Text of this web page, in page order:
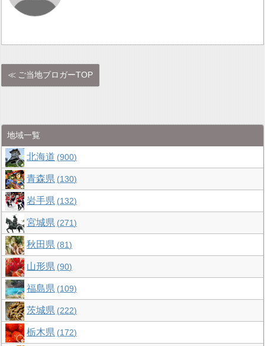
ご当地ブロガーTOP
地域一覧
北海道 900
青森県 130
岩手県 132
宮城県 271
秋田県 81
山形県 90
福島県 109
茨城県 222
栃木県 172